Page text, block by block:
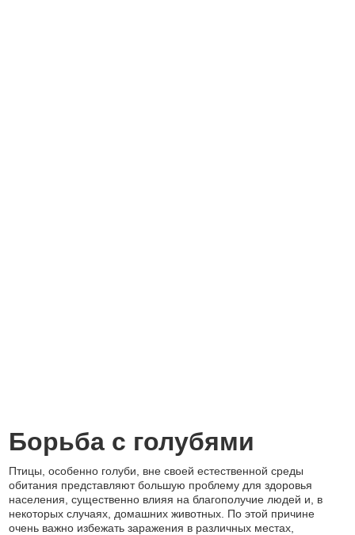
Борьба с голубями
Птицы, особенно голуби, вне своей естественной среды
обитания представляют большую проблему для здоровья
населения, существенно влияя на благополучие людей и, в
некоторых случаях, домашних животных. По этой причине
очень важно избежать заражения в различных местах,